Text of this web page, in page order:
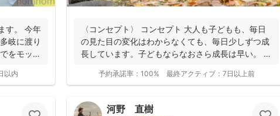
す。 今年
岐に渡り
をモット
以内
〈コンセプト〉 コンセプト 大人も子どもも、毎日
の見た目の変化はわからなくても、毎日少しずつ成
長しています。子どもならなおさら成長は早い。
予約承諾率： 100% 最終アクティブ： 7日以上前
河野 直樹